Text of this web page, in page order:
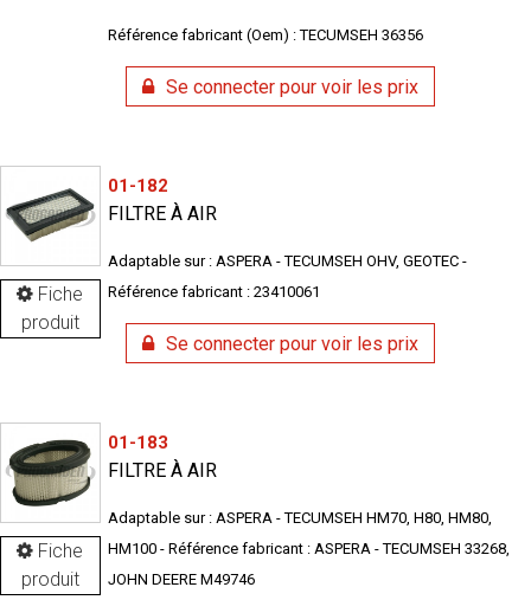
Référence fabricant (Oem) : TECUMSEH 36356
Se connecter pour voir les prix
Fiche
produit
01-182
FILTRE À AIR
Adaptable sur : ASPERA - TECUMSEH OHV, GEOTEC -
Référence fabricant : 23410061
Se connecter pour voir les prix
Fiche
produit
01-183
FILTRE À AIR
Adaptable sur : ASPERA - TECUMSEH HM70, H80, HM80,
HM100 - Référence fabricant : ASPERA - TECUMSEH 33268,
JOHN DEERE M49746